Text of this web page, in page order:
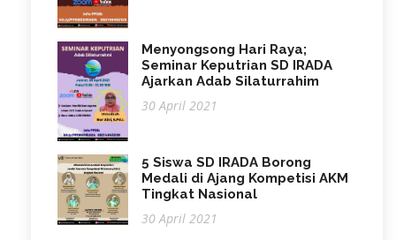
Menyongsong Hari Raya;
Seminar Keputrian SD IRADA
Ajarkan Adab Silaturrahim
30 April 2021
5 Siswa SD IRADA Borong
Medali di Ajang Kompetisi AKM
Tingkat Nasional
30 April 2021